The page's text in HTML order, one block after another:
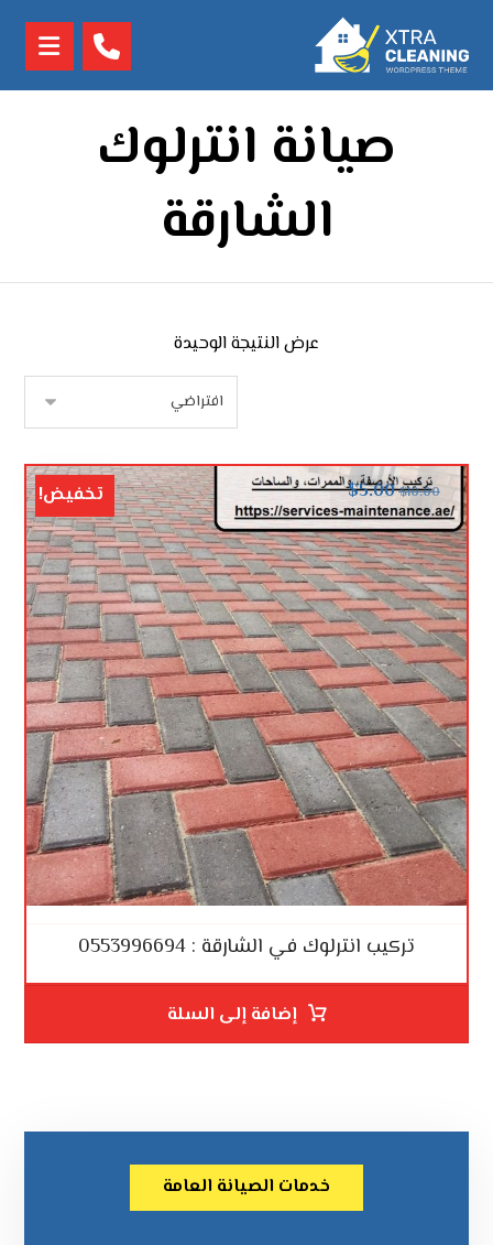
صيانة انترلوك
الشارقة
عرض النتيجة الوحيدة
تركيب انترلوك في الشارقة : 0553996694
$10.00
$5.00 تخفيض!
إضافة إلى السلة
خدمات الصيانة العامة